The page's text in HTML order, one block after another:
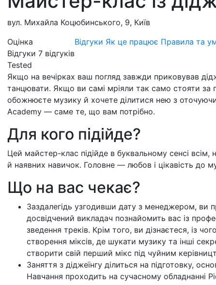
вул. Михайла Коцюбинського, 9, Київ
Оцінка
Відгуки 7 відгуків
Відгуки Як це працює Правила та
Tested
Якщо на вечірках ваш погляд завжди приковував
танцювати. Якщо ви самі мріяли так само стояти
обожнюєте музику й хочете ділитися нею з
Academy — саме те, що вам потрібно.
Для кого підійде?
Цей майстер-клас підійде в буквальному сенсі всім,
й наявних навичок. Головне — любов і цікавість до
Що на вас чекає?
Заздалегідь узгодивши дату з менеджером, ви
досвідчений викладач познайомить вас із
зведення треків. Крім того, ви дізнаєтеся, із
створення міксів, де шукати музику та інші
створити свій перший мікс під чуйним
Заняття з діджеїнгу ділиться на підготовку,
Навчання проходить на сучасному обладнанні